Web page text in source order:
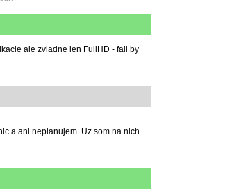
ale zvladne len FullHD - fail by
a ani neplanujem. Uz som na nich